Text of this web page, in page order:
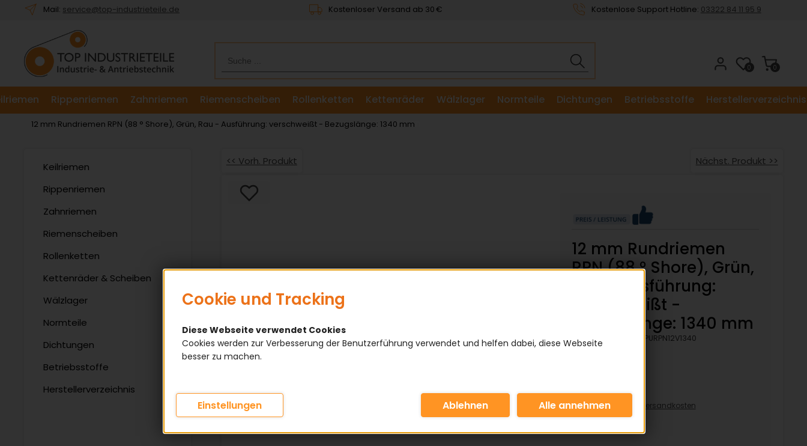
Willkommen.
für
das
Barrierefreiheitsmenü
Mail: service@top-industrieteile.de Kostenloser Versand ab 30 € Kostenlose Support Hotline: 03322 84 11 95 9
0
0
Rippenriemen Zahnriemen Riemenscheiben Rollenketten
Kettenräder
& Scheiben
Wälzlager Normteile Dichtungen Betriebsstoffe Herstellerverzeichnis
12 mm Rundriemen RPN (88 ° Shore), Grün, Rau - Ausführung: verschweißt - Bezugslänge: 1340 mm
Keilriemen
Rippenriemen
Zahnriemen
Riemenscheiben
Rollenketten
Kettenräder & Scheiben
Wälzlager
Normteile
Dichtungen
Betriebsstoffe
Herstellerverzeichnis
<< Vorh. Produkt Nächst. Produkt >>
12 mm Rundriemen
RPN (88 ° Shore), Grün,
Rau - Ausführung:
verschweißt -
Bezugslänge: 1340 mm
Artikelnummer: KPURPN12V1340
inkl. 19% MwSt zzgl.
Versandkosten
21,86€/pro Stück
Cookie und Tracking
Diese Webseite verwendet Cookies
Cookies werden zur Verbesserung der Benutzerführung verwendet und helfen dabei, diese Webseite
besser zu machen.
Einstellungen